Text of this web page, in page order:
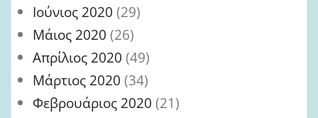
Ιούνιος 2020 (29)
Μάιος 2020 (26)
Απρίλιος 2020 (49)
Μάρτιος 2020 (34)
Φεβρουάριος 2020 (21)